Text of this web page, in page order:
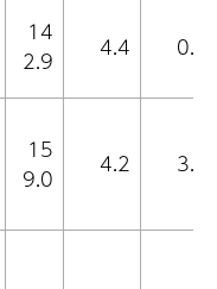
14
2.9
4.4 0.6
15
9.0
4.2 3.2